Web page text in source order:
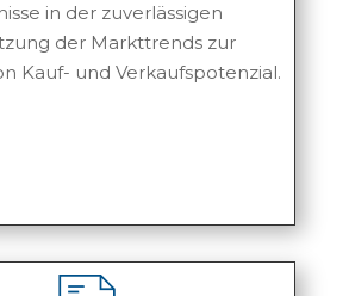
in der zuverlässigen
der Markttrends zur
Kauf- und Verkaufspotenzial.